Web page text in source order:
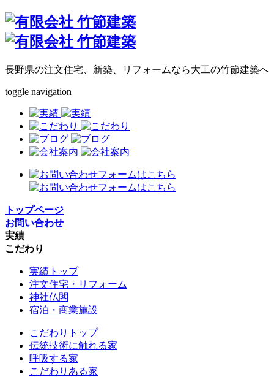
長野県の注文住宅、新築、リフォームなら大工の竹節建築へ
toggle navigation
トップページ
お問い合わせ
実績
こだわり
実績トップ
注文住宅・リフォーム
神社仏閣
宿泊・商業施設
こだわりトップ
伝統技術に触れる家
呼吸する家
こだわりある家